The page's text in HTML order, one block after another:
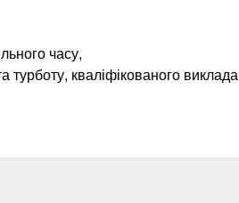
часу,
кваліфікованого